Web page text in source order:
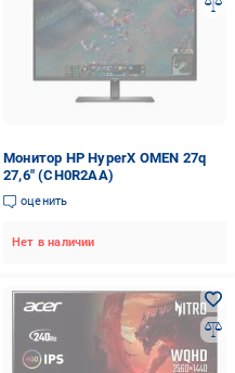
Монитор HP HyperX OMEN 27q
27,6" (CH0R2AA)
оценить
Нет в наличии